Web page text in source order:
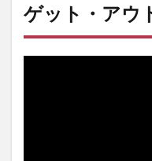
ゲット・アウ